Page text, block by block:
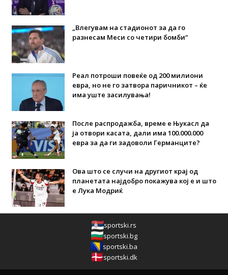
„Влегувам на стадионот за да го
разнесам Меси со четири бомби“
Реал потроши повеќе од 200 милиони
евра, но не го затвора паричникот – ќе
има уште засилувања!
После распродажба, време е Њукасл да
ја отвори касата, дали има 100.000.000
евра за да ги задоволи Германците?
Ова што се случи на другиот крај од
планетата најдобро покажува кој е и што
е Лука Модриќ
sportski.rs
sportski.bg
sportski.ba
sportski.dk